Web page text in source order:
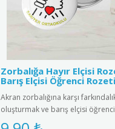
Zorbalığa Hayır Elçisi
Barış Elçisi Öğrenci Rozeti
Akran zorbalığına karşı
oluşturmak ve barış elçisi
ödüllendirmek için tasarl..